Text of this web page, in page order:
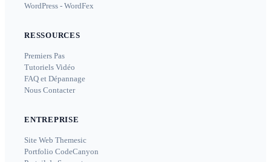
WordPress - WordFex
RESSOURCES
Premiers Pas
Tutoriels Vidéo
FAQ et Dépannage
Nous Contacter
ENTREPRISE
Site Web Themesic
Portfolio CodeCanyon